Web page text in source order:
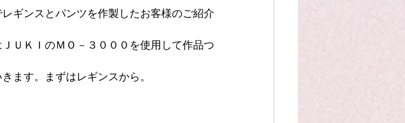
ギンスとパンツを作製したお客様のご紹介
ＵＫＩのＭＯ－３０００を使用して作品つ
ます。まずはレギンスから。